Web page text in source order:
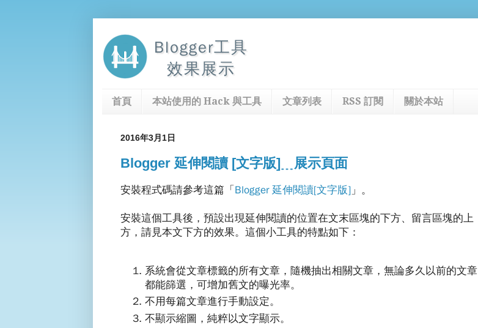
Blogger工具
效果展示
首頁 本站使用的 Hack 與工具 文章列表 RSS 訂閱 關於本站
2016年3月1日
Blogger 延伸閱讀 [文字版]﹍展示頁面
安裝程式碼請參考這篇「 Blogger 延伸閱讀[文字版] 」。
安裝這個工具後，預設出現延伸閱讀的位置在文末區塊的下方、留言區塊的上
方，請見本文下方的效果。這個小工具的特點如下：
系統會從文章標籤的所有文章，隨機抽出相關文章，無論多久以前的文章
都能篩選，可增加舊文的曝光率。
不用每篇文章進行手動設定。
不顯示縮圖，純粹以文字顯示。